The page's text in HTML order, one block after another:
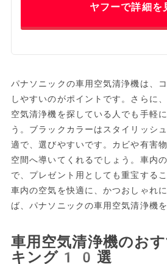
ヤフーで詳細を
パナソニックの車用空気清浄機は、
しやすいのがポイントです。さらに
空気清浄機を探している人でも手軽
う。ブラックカラーはスタイリッシ
適で、選びやすいです。カビや有害
空間へ導いてくれるでしょう。車内
で、プレゼント用としても重宝する
車内の空気を快適に、かつおしゃれ
ば、パナソニックの車用空気清浄機
車用空気清浄機のお
キング10選